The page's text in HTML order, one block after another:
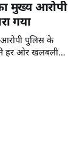
मुख्य आरोपी
गया
पुलिस के
ने हर ओर खलबली